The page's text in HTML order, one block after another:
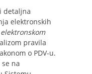
detaljna
elektronskih
pravila
o PDV-u.
na